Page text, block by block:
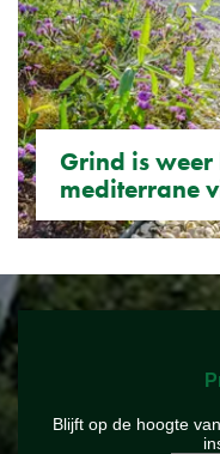
Grind is
mediterrane
Blijft op de hoogte